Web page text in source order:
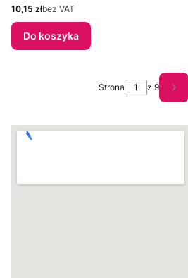
Cena
10,15 złbez VAT
Do koszyka
Strona z 9